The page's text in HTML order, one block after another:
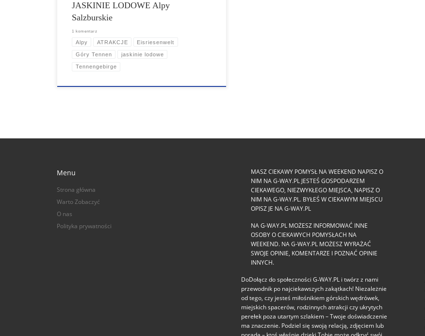
JASKINIE LODOWE Alpy
Salzburskie
1 komentarz
Alpy ATRAKCJE Eisriesenwelt
Góry Tennen jaskinie lodowe
Tennengebirge
Menu
Strona główna
Warto Zobaczyć
O nas
Polityka prywatności
MASZ CIEKAWY POMYSŁ NA WEEKEND NAPISZ O
NIM NA G-WAY.PL JESTEŚ GOSPODARZEM
CIEKAWEGO, NIEZWYKŁEGO MIEJSCA, NAPISZ O
NIM NA G-WAY.PL. BYŁEŚ W CIEKAWYM MIEJSCU
OPISZ JE NA G-WAY.PL
NA G-WAY.PL MOŻESZ INFORMOWAĆ INNE
OSOBY O CIEKAWYCH POMYSŁACH NA
WEEKEND. NA G-WAY.PL MOŻESZ WYRAŻAĆ
SWOJE OPINIE, KOMENTARZE I POZNAĆ OPINIE
INNYCH.
DoDołącz do społeczności G‑WAY.PL i twórz z nami
przewodnik po najciekawszych zakątkach! Niezależnie
od tego, czy jesteś miłośnikiem górskich wędrówek,
miejskich spacerów, rodzinnych atrakcji czy ukrytych
perełek poza utartym szlakiem – Twoje doświadczenie
ma znaczenie. Podziel się swoją relacją, zdjęciem lub